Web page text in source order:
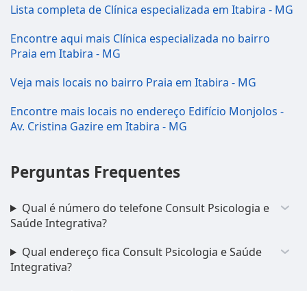
Lista completa de Clínica especializada em Itabira - MG
Encontre aqui mais Clínica especializada no bairro
Praia em Itabira - MG
Veja mais locais no bairro Praia em Itabira - MG
Encontre mais locais no endereço Edifício Monjolos -
Av. Cristina Gazire em Itabira - MG
Perguntas Frequentes
Qual é número do telefone Consult Psicologia e
Saúde Integrativa?
Qual endereço fica Consult Psicologia e Saúde
Integrativa?